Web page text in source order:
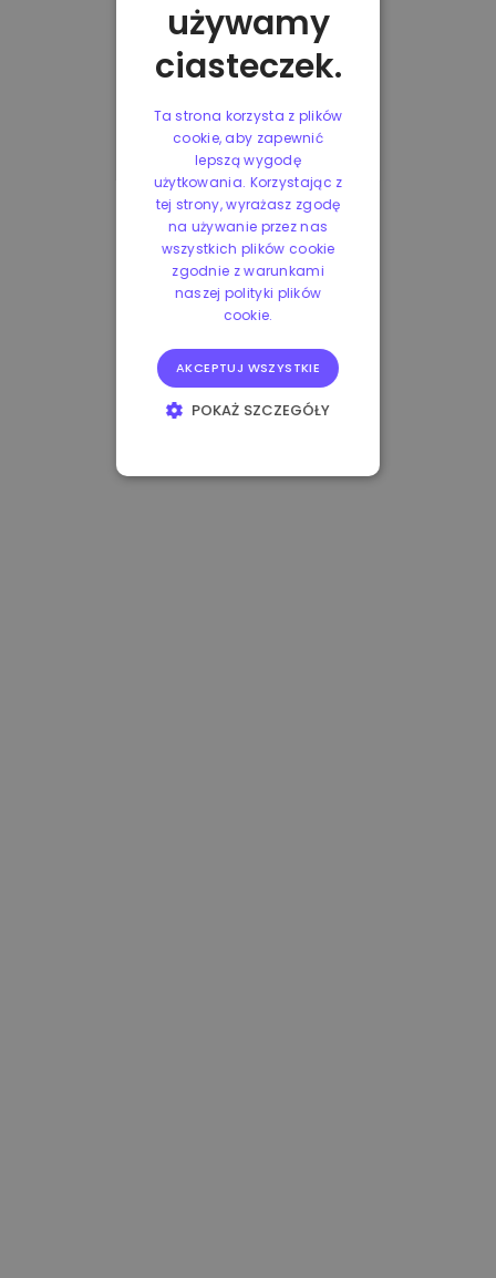
używamy
ciasteczek.
Ta strona korzysta z plików
cookie, aby zapewnić
lepszą wygodę
użytkowania. Korzystając z
tej strony, wyrażasz zgodę
na używanie przez nas
wszystkich plików cookie
zgodnie z warunkami
naszej polityki plików
cookie.
AKCEPTUJ WSZYSTKIE
POKAŻ SZCZEGÓŁY